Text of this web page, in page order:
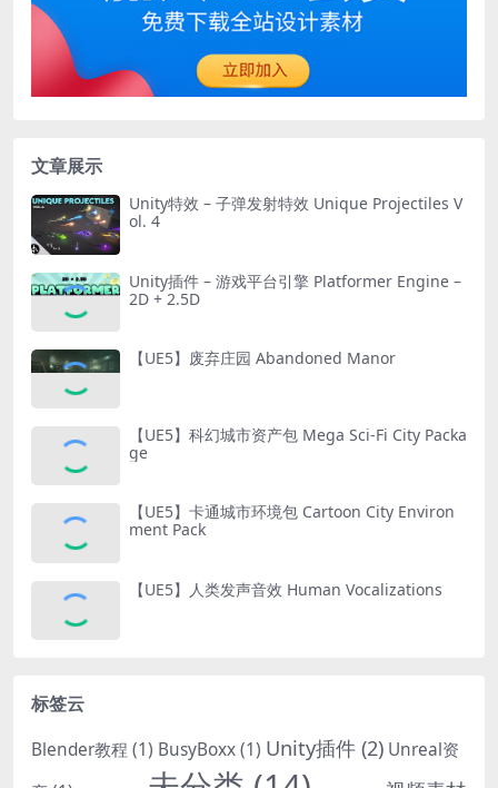
文章展示
Unity特效 – 子弹发射特效 Unique Projectiles V
ol. 4
Unity插件 – 游戏平台引擎 Platformer Engine –
2D + 2.5D
【UE5】废弃庄园 Abandoned Manor
【UE5】科幻城市资产包 Mega Sci-Fi City Packa
ge
【UE5】卡通城市环境包 Cartoon City Environ
ment Pack
【UE5】人类发声音效 Human Vocalizations
标签云
Blender教程 (1) BusyBoxx(1) Unity插件 (2) Unreal资